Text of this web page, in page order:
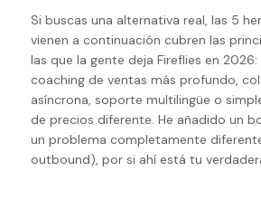
Si buscas una alternativa real, las 5
vienen a continuación cubren las
las que la gente deja Fireflies en
coaching de ventas más profundo,
asíncrona, soporte multilingüe o
de precios diferente. He añadido un
un problema completamente
outbound), por si ahí está tu